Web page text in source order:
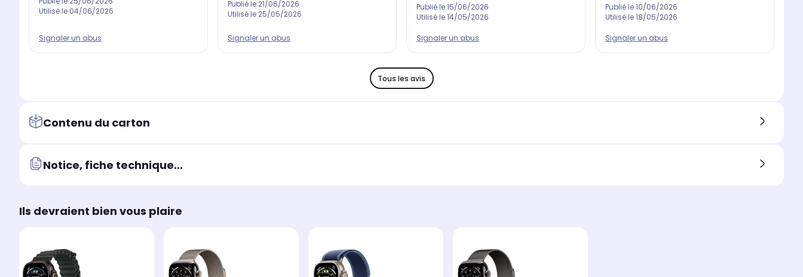
Utilisé le 04/06/2026
Signaler un abus
Publié le 21/06/2026
Utilisé le 25/05/2026
Signaler un abus
Publié le15/06/2026
Utilisé le14/05/2026
Signaler un abus
Publié le10/06/2026
Utilisé le18/05/2026
Signaler un abus
Tous les avis
Contenu du carton
Notice, fiche technique...
Ils devraient bien vous plaire